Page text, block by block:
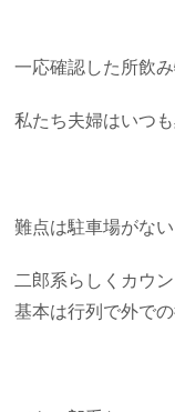
一応確認した所飲
私たち夫婦はいつ
難点は駐車場がな
二郎系らしくカウ
基本は行列で外で